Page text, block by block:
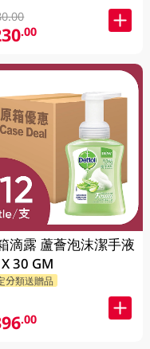
.00
滴露 蘆薈泡沫潔手液
30 GM
分類送贈品
.00